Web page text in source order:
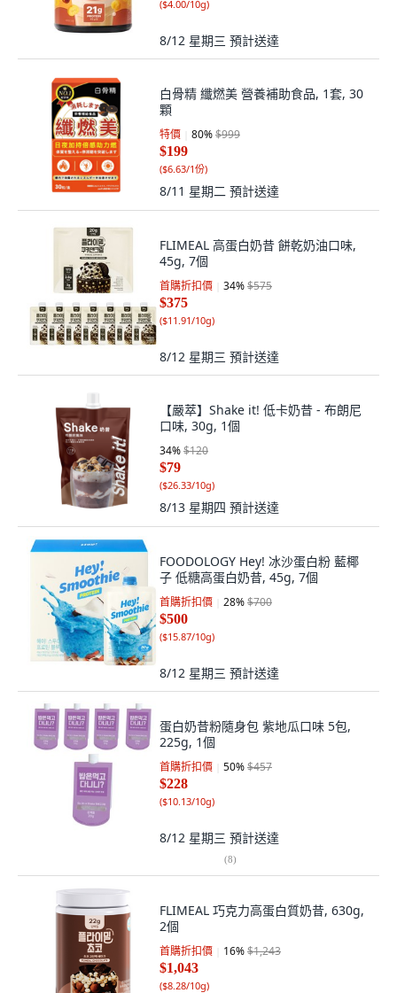
($4.00/10g)
8/12 星期三 預計送達
白骨精 纖燃美 營養補助食品, 1套, 30
顆
特價 80%$999
$199
($6.63/1份)
8/11 星期二 預計送達
FLIMEAL 高蛋白奶昔 餅乾奶油口味,
45g, 7個
首購折扣價 34%$575
$375
($11.91/10g)
8/12 星期三 預計送達
【嚴萃】Shake it! 低卡奶昔 - 布朗尼
口味, 30g, 1個
34%$120
$79
($26.33/10g)
8/13 星期四 預計送達
FOODOLOGY Hey! 冰沙蛋白粉 藍椰
子 低糖高蛋白奶昔, 45g, 7個
首購折扣價 28%$700
$500
($15.87/10g)
8/12 星期三 預計送達
蛋白奶昔粉隨身包 紫地瓜口味 5包,
225g, 1個
首購折扣價 50%$457
$228
($10.13/10g)
8/12 星期三 預計送達
(8)
FLIMEAL 巧克力高蛋白質奶昔, 630g,
2個
首購折扣價 16%$1,243
$1,043
($8.28/10g)